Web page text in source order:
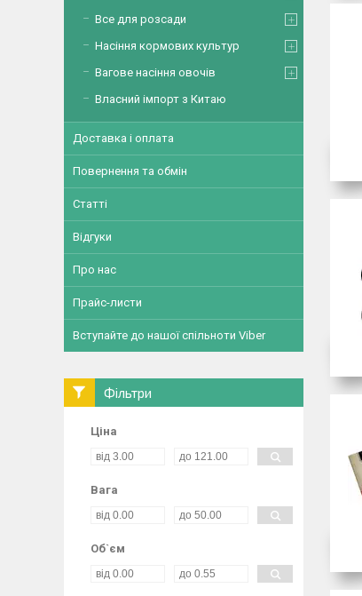
Все для розсади
Насіння кормових культур
Вагове насіння овочів
Власний імпорт з Китаю
Доставка і оплата
Повернення та обмін
Статті
Відгуки
Про нас
Прайс-листи
Вступайте до нашої спільноти Viber
Фільтри
Ціна
Вага
Об`єм